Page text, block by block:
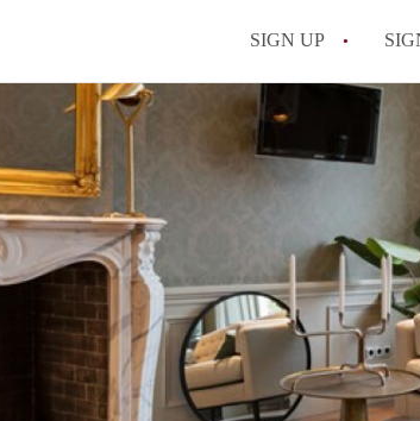
SIGN UP